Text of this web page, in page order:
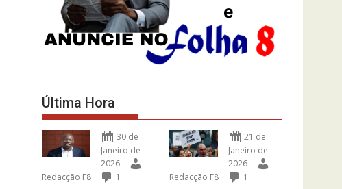
Última Hora
30 de
Janeiro de
2026
Redacção F8
1
21 de
Janeiro de
2026
Redacção F8
1